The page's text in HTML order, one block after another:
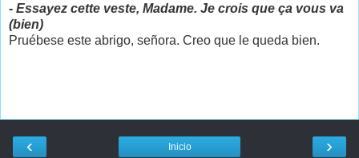
- Essayez cette veste, Madame. Je crois que ça vous va
(bien)
Pruébese este abrigo, señora. Creo que le queda bien.
‹ ›
Inicio